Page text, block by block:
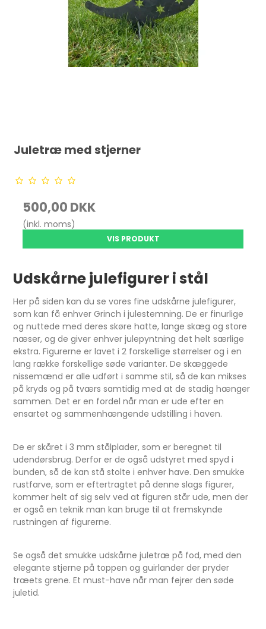
Juletræ med stjerner
500,00 DKK
(inkl. moms)
VIS PRODUKT
Udskårne julefigurer i stål
Her på siden kan du se vores fine udskårne julefigurer,
som kan få enhver Grinch i julestemning. De er finurlige
og nuttede med deres skøre hatte, lange skæg og store
næser, og de giver enhver julepyntning det helt særlige
ekstra. Figurerne er lavet i 2 forskellige størrelser og i en
lang række forskellige søde varianter. De skæggede
nissemænd er alle udført i samme stil, så de kan mikses
på kryds og på tværs samtidig med at de stadig hænger
sammen. Det er en fordel når man er ude efter en
ensartet og sammenhængende udstilling i haven.
De er skåret i 3 mm stålplader, som er beregnet til
udendørsbrug. Derfor er de også udstyret med spyd i
bunden, så de kan stå stolte i enhver have. Den smukke
rustfarve, som er eftertragtet på denne slags figurer,
kommer helt af sig selv ved at figuren står ude, men der
er også en teknik man kan bruge til at fremskynde
rustningen af figurerne.
Se også det smukke udskårne juletræ på fod, med den
elegante stjerne på toppen og guirlander der pryder
træets grene. Et must-have når man fejrer den søde
juletid.